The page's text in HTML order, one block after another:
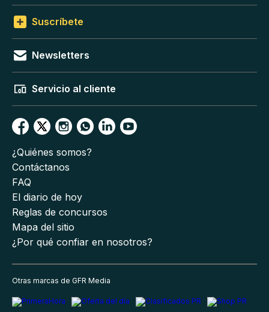
Suscríbete
Newsletters
Servicio al cliente
¿Quiénes somos?
Contáctanos
FAQ
El diario de hoy
Reglas de concursos
Mapa del sitio
¿Por qué confiar en nosotros?
Otras marcas de GFR Media